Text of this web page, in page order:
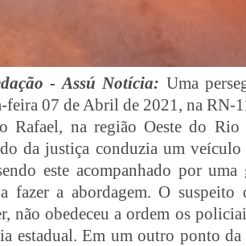
- Assú Notícia: Uma
feira 07 de Abril de 2021, na RN-
Rafael, na região Oeste do
da justiça conduzia um
este acompanhado por
fazer a abordagem. O suspeito
não obedeceu a ordem os
estadual. Em um outro ponto